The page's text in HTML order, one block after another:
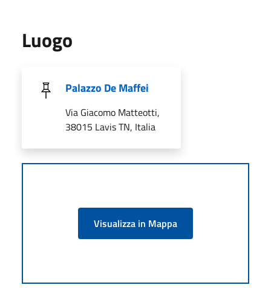
Luogo
Palazzo De Maffei
Via Giacomo Matteotti,
38015 Lavis TN, Italia
Visualizza in Mappa